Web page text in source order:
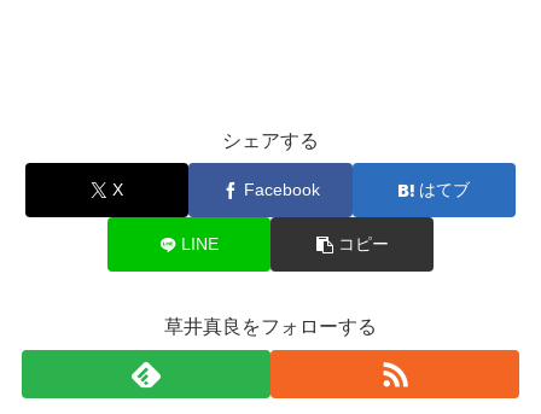
シェアする
X Facebook はてブ
LINE コピー
草井真良をフォローする